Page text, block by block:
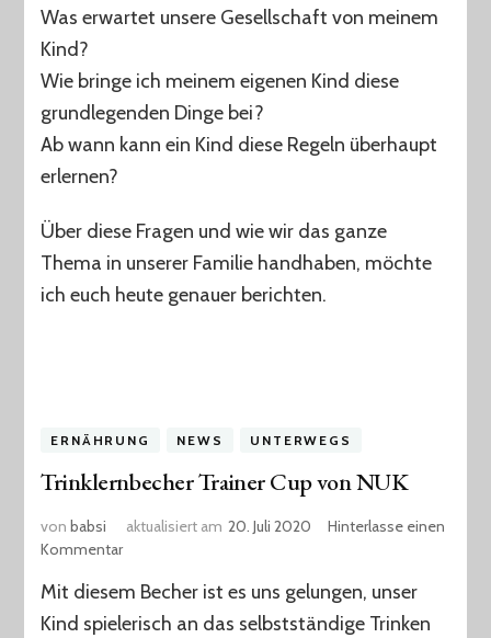
Was erwartet unsere Gesellschaft von meinem
Kind?
Wie bringe ich meinem eigenen Kind diese
grundlegenden Dinge bei?
Ab wann kann ein Kind diese Regeln überhaupt
erlernen?
Über diese Fragen und wie wir das ganze
Thema in unserer Familie handhaben, möchte
ich euch heute genauer berichten.
ERNÄHRUNG NEWS UNTERWEGS
Trinklernbecher Trainer Cup von NUK
vonbabsi aktualisiert am 20. Juli 2020
Hinterlasse einen
Kommentarzu
Trainer
Cup
Mit diesem Becher ist es uns gelungen, unser
Kind spielerisch an das selbstständige Trinken